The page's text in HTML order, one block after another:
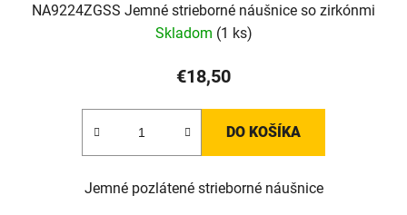
NA9224ZGSS Jemné strieborné náušnice so zirkónmi
Skladom (1 ks)
€18,50
DO KOŠÍKA
Jemné pozlátené strieborné náušnice